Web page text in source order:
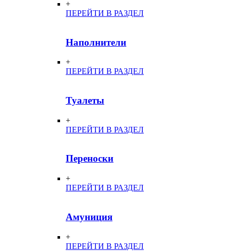
+
ПЕРЕЙТИ В РАЗДЕЛ
Наполнители
+
ПЕРЕЙТИ В РАЗДЕЛ
Туалеты
+
ПЕРЕЙТИ В РАЗДЕЛ
Переноски
+
ПЕРЕЙТИ В РАЗДЕЛ
Амуниция
+
ПЕРЕЙТИ В РАЗДЕЛ